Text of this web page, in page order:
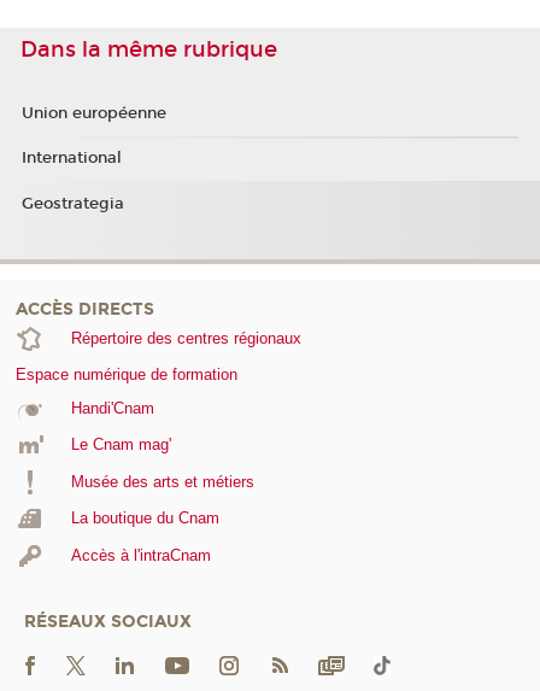
Dans la même rubrique
Union européenne
International
Geostrategia
ACCÈS DIRECTS
Répertoire des centres régionaux
Espace numérique de formation
Handi'Cnam
Le Cnam mag'
Musée des arts et métiers
La boutique du Cnam
Accès à l'intraCnam
RÉSEAUX SOCIAUX